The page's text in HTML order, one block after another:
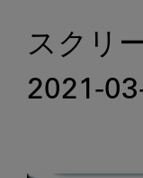
スクリ
2021-